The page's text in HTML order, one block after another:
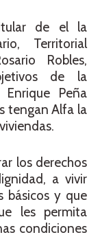
de el la
Territorial
Robles,
de la
Peña
tengan Alfa la
los derechos
a vivir
básicos y que
les permita
condiciones